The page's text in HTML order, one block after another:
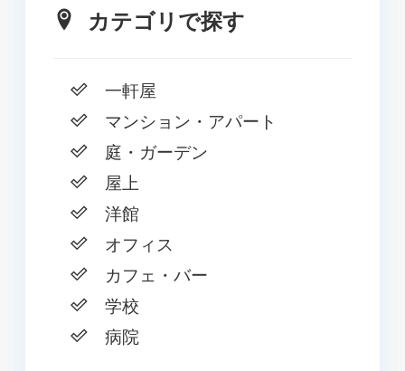
カテゴリで探す
一軒屋
マンション・アパート
庭・ガーデン
屋上
洋館
オフィス
カフェ・バー
学校
病院